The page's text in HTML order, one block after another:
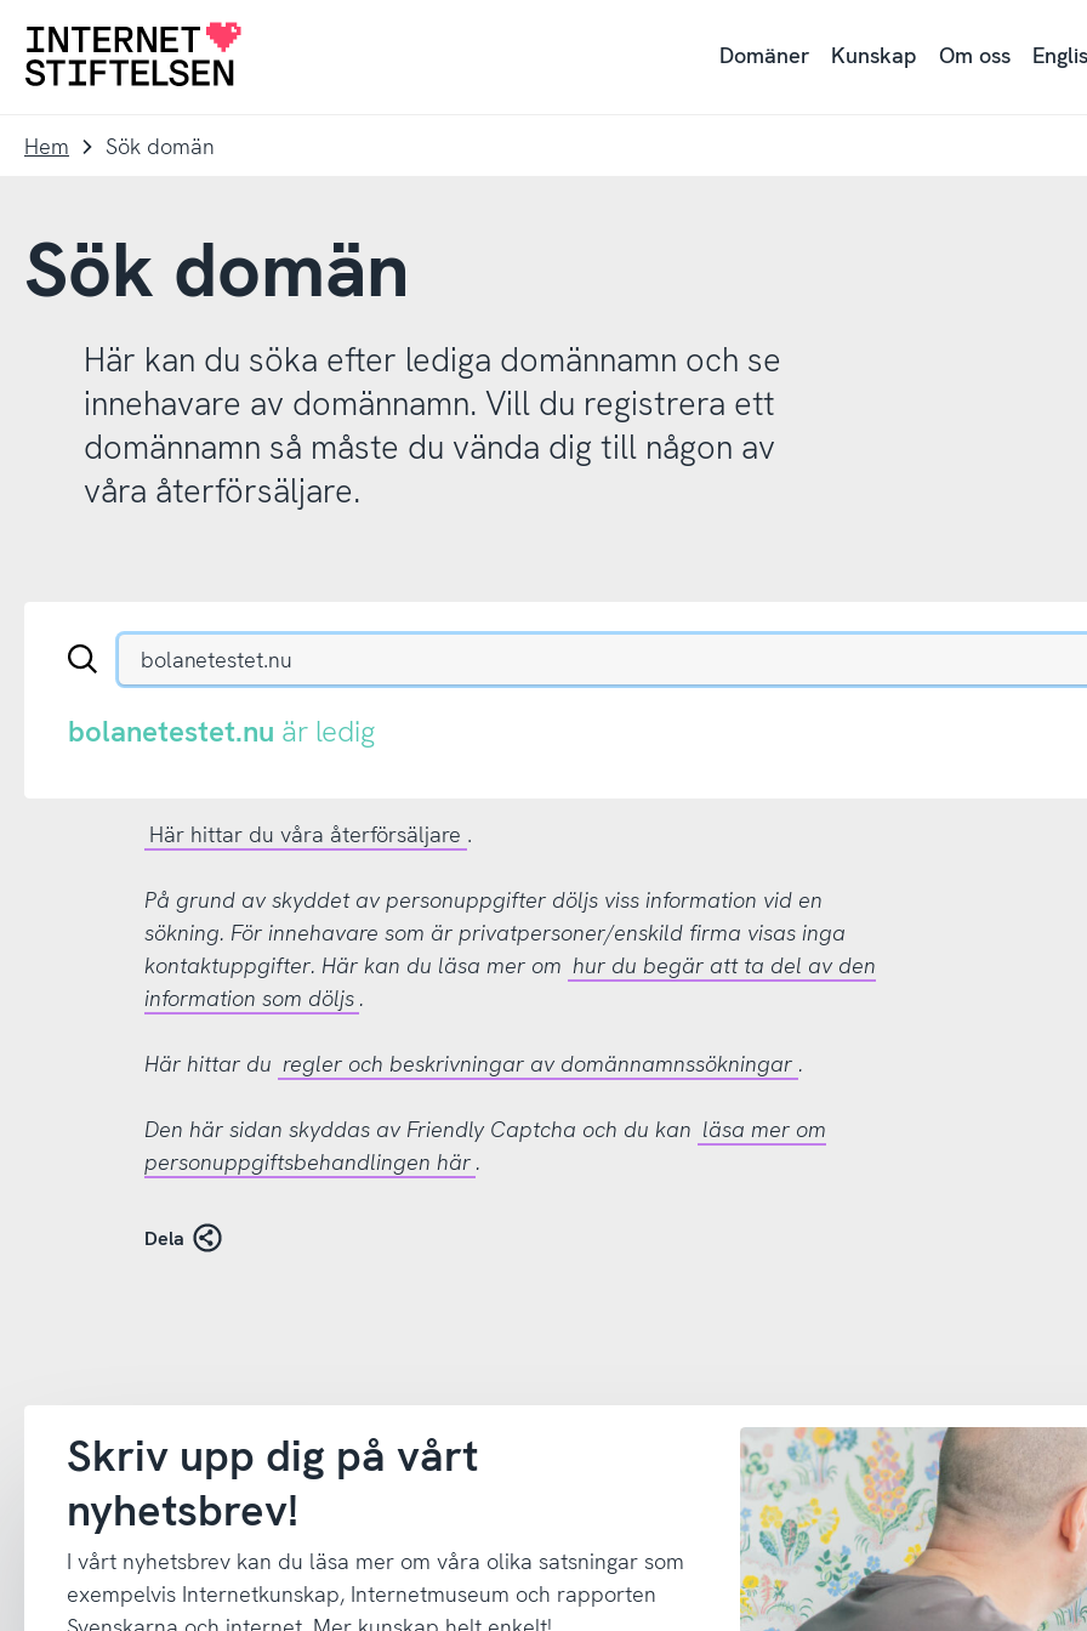
navigering
innehåll
Till
Domäner Kunskap Om oss
Hem Sök domän
Sök domän
Här kan du söka efter lediga domännamn och se
innehavare av domännamn. Vill du registrera ett
domännamn så måste du vända dig till någon av
våra återförsäljare.
Sök
.se-
eller
.nu-
bolanetestet.nu är ledig
Här hittar du våra återförsäljare .
På grund av skyddet av personuppgifter döljs viss information vid en
sökning. För innehavare som är privatpersoner/enskild firma visas inga
kontaktuppgifter. Här kan du läsa mer om hur du begär att ta del av den
information som döljs .
Här hittar du regler och beskrivningar av domännamnssökningar .
Den här sidan skyddas av Friendly Captcha och du kan läsa mer om
personuppgiftsbehandlingen här .
Dela
Skriv upp dig på vårt
nyhetsbrev!
I vårt nyhetsbrev kan du läsa mer om våra olika satsningar som
exempelvis Internetkunskap, Internetmuseum och rapporten